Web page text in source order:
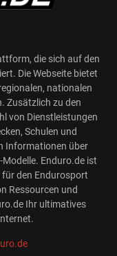
die sich auf den
Die Webseite bietet
nationalen
Zusätzlich zu den
von Dienstleistungen
Schulen und
Informationen über
Modelle. Enduro.de ist
für den Endurosport
Ressourcen und
Ihr ultimatives